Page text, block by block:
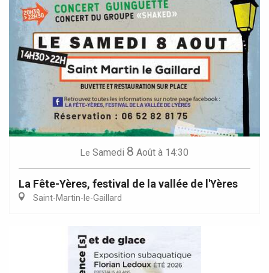
Le Samedi 8 Août à 14:30
La Fête-Yères, festival de la vallée de l'Yères
Saint-Martin-le-Gaillard